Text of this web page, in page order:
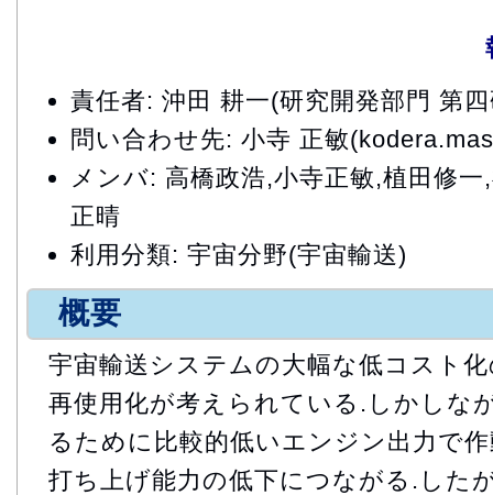
責任者: 沖田 耕一(研究開発部門 第
問い合わせ先: 小寺 正敏
メンバ: 高橋政浩,小寺正敏,植田修
正晴
利用分類: 宇宙分野(宇宙輸送)
概要
宇宙輸送システムの大幅な低コスト
再使用化が考えられている.しかしな
るために比較的低いエンジン出力で
打ち上げ能力の低下につながる.した